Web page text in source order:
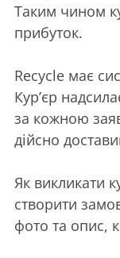
Таким чином
прибуток.
Recycle має
Курʼєр
за кожною
дійсно
Як викликати
створити
фото та опис,